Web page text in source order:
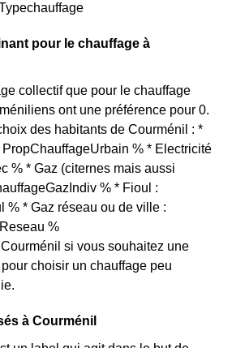
pour le chauffage à
collectif que pour le chauffage
ont une préférence pour 0.
des habitants de Courménil : *
% * Electricité
% * Gaz (citernes mais aussi
% * Fioul :
% * Gaz réseau ou de ville :
%
si vous souhaitez une
choisir un chauffage peu
à Courménil